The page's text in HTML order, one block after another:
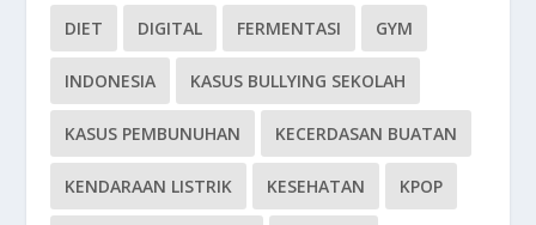
DIET DIGITAL FERMENTASI GYM
INDONESIA KASUS BULLYING SEKOLAH
KASUS PEMBUNUHAN KECERDASAN BUATAN
KENDARAAN LISTRIK KESEHATAN KPOP